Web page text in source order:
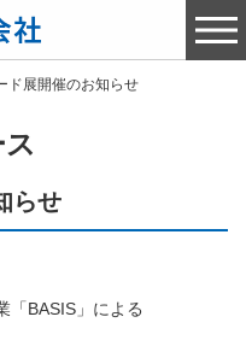
展開催のお知らせ
らせ
「BASIS」による